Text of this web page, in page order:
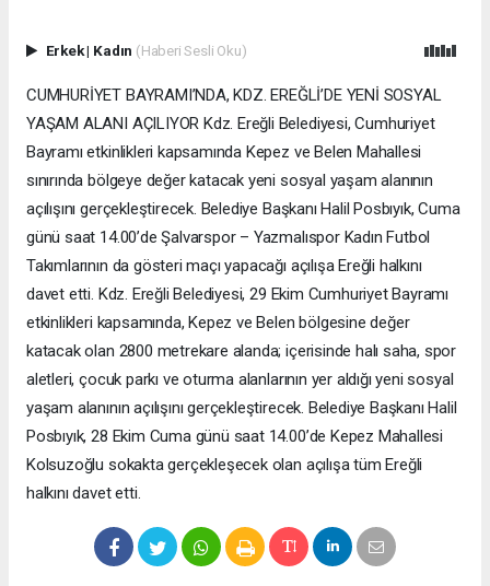
Erkek| Kadın (Haberi Sesli Oku)
CUMHURİYET BAYRAMI’NDA, KDZ. EREĞLİ’DE YENİ SOSYAL
YAŞAM ALANI AÇILIYOR Kdz. Ereğli Belediyesi, Cumhuriyet
Bayramı etkinlikleri kapsamında Kepez ve Belen Mahallesi
sınırında bölgeye değer katacak yeni sosyal yaşam alanının
açılışını gerçekleştirecek. Belediye Başkanı Halil Posbıyık, Cuma
günü saat 14.00’de Şalvarspor – Yazmalıspor Kadın Futbol
Takımlarının da gösteri maçı yapacağı açılışa Ereğli halkını
davet etti. Kdz. Ereğli Belediyesi, 29 Ekim Cumhuriyet Bayramı
etkinlikleri kapsamında, Kepez ve Belen bölgesine değer
katacak olan 2800 metrekare alanda; içerisinde halı saha, spor
aletleri, çocuk parkı ve oturma alanlarının yer aldığı yeni sosyal
yaşam alanının açılışını gerçekleştirecek. Belediye Başkanı Halil
Posbıyık, 28 Ekim Cuma günü saat 14.00’de Kepez Mahallesi
Kolsuzoğlu sokakta gerçekleşecek olan açılışa tüm Ereğli
halkını davet etti.